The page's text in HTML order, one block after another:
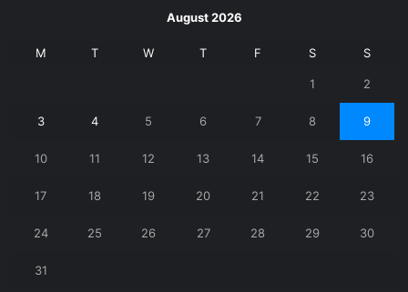
August 2026
M T W T F S S
1 2
3 4 5 6 7 8 9
10 11 12 13 14 15 16
17 18 19 20 21 22 23
24 25 26 27 28 29 30
31